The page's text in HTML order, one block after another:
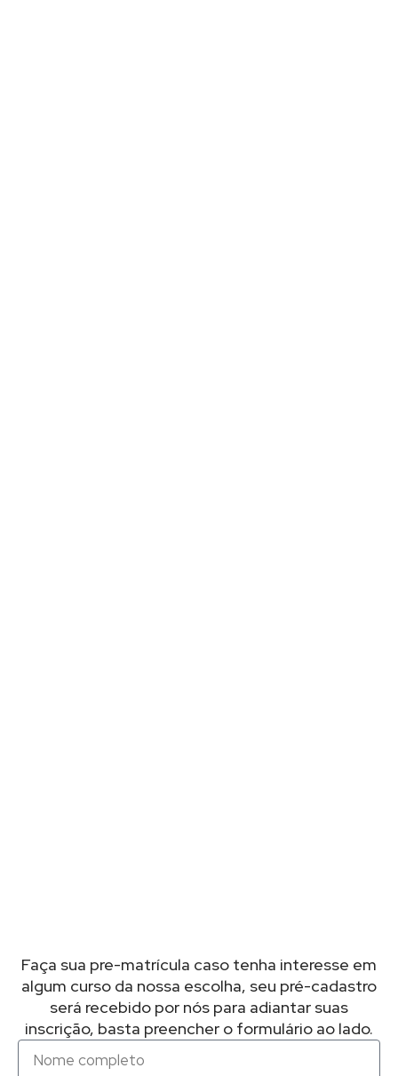
Faça sua pre-matrícula caso tenha interesse em
algum curso da nossa escolha, seu pré-cadastro
será recebido por nós para adiantar suas
inscrição, basta preencher o formulário ao lado.